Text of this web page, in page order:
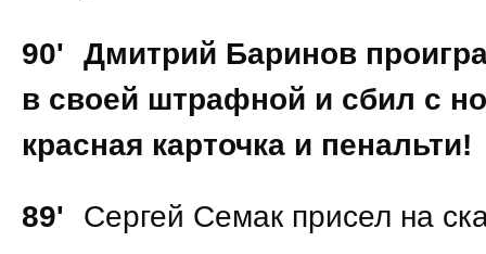
90'
Дмитрий Баринов
в своей штрафной и сбил с
красная карточка и пенальти!
89'
Сергей Семак присел на